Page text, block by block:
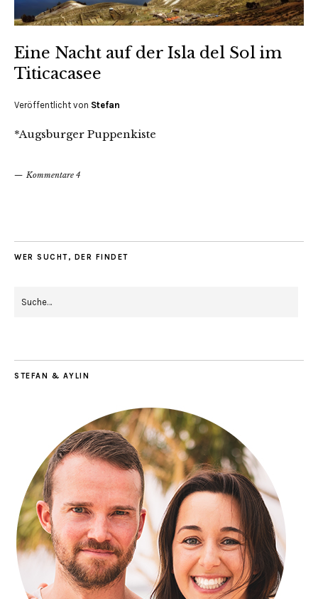
Eine Nacht auf der Isla del Sol im
Titicacasee
Veröffentlicht von Stefan
*Augsburger Puppenkiste
Kommentare 4
WER SUCHT, DER FINDET
STEFAN & AYLIN